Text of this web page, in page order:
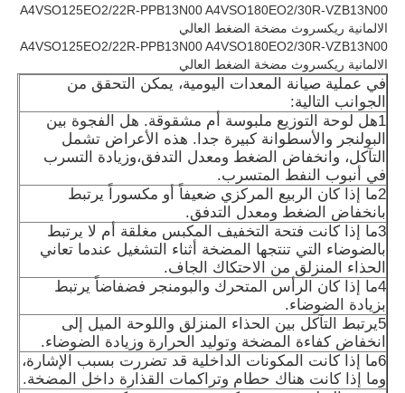
A4VSO125EO2/22R-PPB13N00 A4VSO180EO2/30R-VZB13N00
الالمانية ريكسروث مضخة الضغط العالي
A4VSO125EO2/22R-PPB13N00 A4VSO180EO2/30R-VZB13N00
الالمانية ريكسروث مضخة الضغط العالي
في عملية صيانة المعدات اليومية، يمكن التحقق من
الجوانب التالية:
1هل لوحة التوزيع ملبوسة أم مشقوقة. هل الفجوة بين
البولنجر والأسطوانة كبيرة جدا. هذه الأعراض تشمل
التآكل، وانخفاض الضغط ومعدل التدفق،وزيادة التسرب
في أنبوب النفط المتسرب.
2ما إذا كان الربيع المركزي ضعيفاً أو مكسوراً يرتبط
بانخفاض الضغط ومعدل التدفق.
3ما إذا كانت فتحة التخفيف المكبس مغلقة أم لا يرتبط
بالضوضاء التي تنتجها المضخة أثناء التشغيل عندما تعاني
الحذاء المنزلق من الاحتكاك الجاف.
4ما إذا كان الرأس المتحرك والبومنجر فضفاضاً يرتبط
بزيادة الضوضاء.
5يرتبط التآكل بين الحذاء المنزلق واللوحة الميل إلى
انخفاض كفاءة المضخة وتوليد الحرارة وزيادة الضوضاء.
6ما إذا كانت المكونات الداخلية قد تضررت بسبب الإشارة،
وما إذا كانت هناك حطام وتراكمات القذارة داخل المضخة.